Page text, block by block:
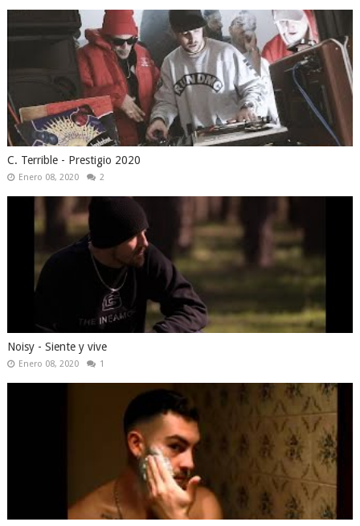
C. Terrible - Prestigio 2020
Enero 08, 2020 2
Noisy - Siente y vive
Enero 08, 2020 1